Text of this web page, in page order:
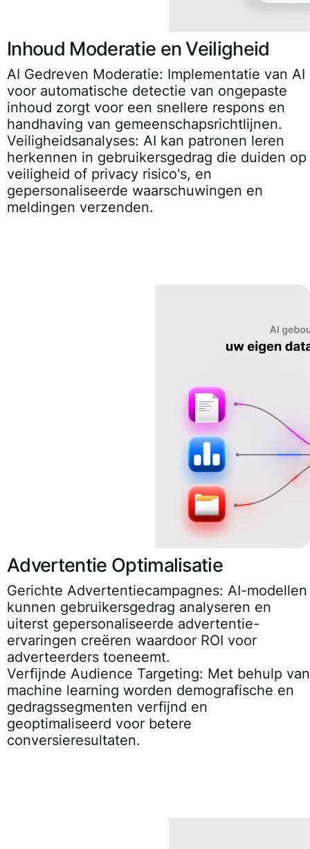
Inhoud Moderatie en Veiligheid
AI Gedreven Moderatie: Implementatie van AI
voor automatische detectie van ongepaste
inhoud zorgt voor een snellere respons en
handhaving van gemeenschapsrichtlijnen.
Veiligheidsanalyses: AI kan patronen leren
herkennen in gebruikersgedrag die duiden op
veiligheid of privacy risico's, en
gepersonaliseerde waarschuwingen en
meldingen verzenden.
Advertentie Optimalisatie
Gerichte Advertentiecampagnes: AI-modellen
kunnen gebruikersgedrag analyseren en
uiterst gepersonaliseerde advertentie-
ervaringen creëren waardoor ROI voor
adverteerders toeneemt.
Verfijnde Audience Targeting: Met behulp van
machine learning worden demografische en
gedragssegmenten verfijnd en
geoptimaliseerd voor betere
conversieresultaten.